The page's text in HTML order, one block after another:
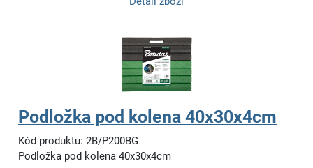
Podložka pod kolena 40x30x4cm
Kód produktu: 2B/P200BG
Podložka pod kolena 40x30x4cm